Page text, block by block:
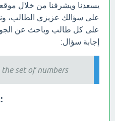
يسعدنا ويشرفنا من خلال
على سؤالك عزيزي الطالب،
على كل طالب وباحث عن
إجابة سؤال:
the set of numbers
:The correct answer is